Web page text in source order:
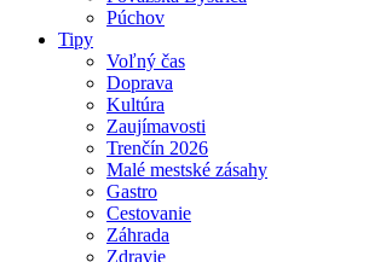
Púchov
Tipy
Voľný čas
Doprava
Kultúra
Zaujímavosti
Trenčín 2026
Malé mestské zásahy
Gastro
Cestovanie
Záhrada
Zdravie